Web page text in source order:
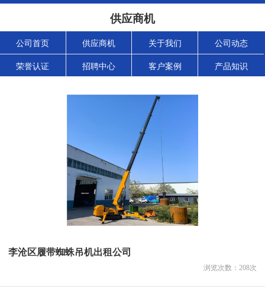
供应商机
公司首页 供应商机 关于我们 公司动态
荣誉认证 招聘中心 客户案例 产品知识
李沧区履带蜘蛛吊机出租公司
浏览次数： 208次